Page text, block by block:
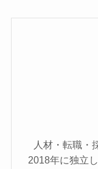
人材・転職・
2018年に独立